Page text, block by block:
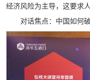
经济风险为主导，这要求
对话焦点：中国如何